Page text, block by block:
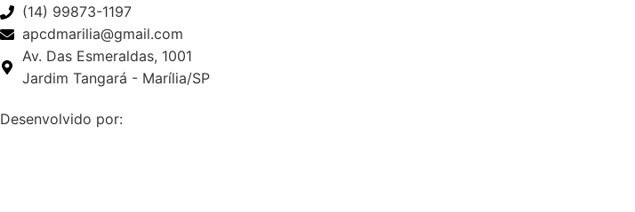
(14) 99873-1197
apcdmarilia@gmail.com
Av. Das Esmeraldas, 1001
Jardim Tangará - Marília/SP
Desenvolvido por: